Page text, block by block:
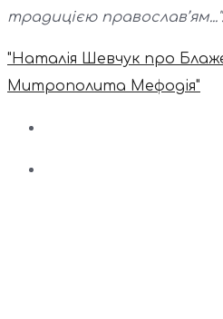
традицією православ’ям...".
"Наталія Шевчук про
Митрополита Мефодія"